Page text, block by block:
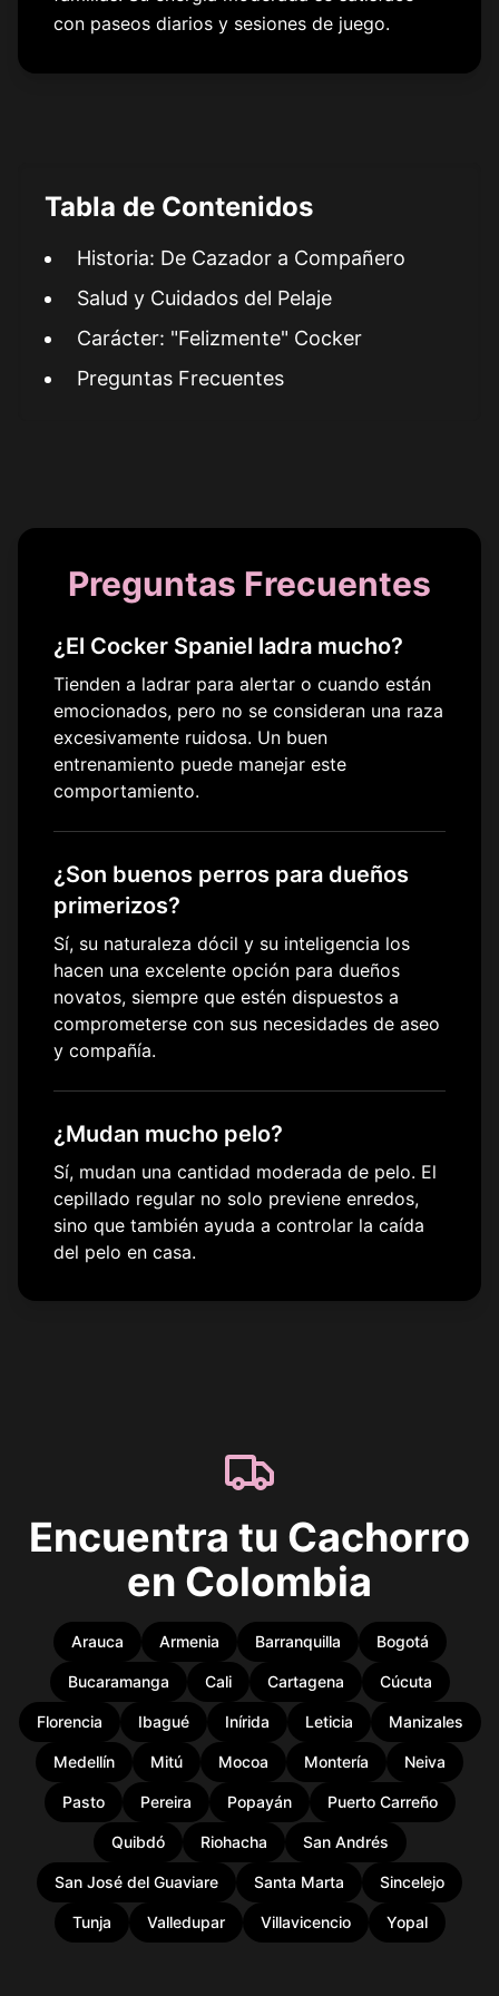
con paseos diarios y sesiones de juego.
Tabla de Contenidos
Historia: De Cazador a Compañero
Salud y Cuidados del Pelaje
Carácter: "Felizmente" Cocker
Preguntas Frecuentes
Preguntas Frecuentes
¿El Cocker Spaniel ladra mucho?
Tienden a ladrar para alertar o cuando están
emocionados, pero no se consideran una raza
excesivamente ruidosa. Un buen
entrenamiento puede manejar este
comportamiento.
¿Son buenos perros para dueños
primerizos?
Sí, su naturaleza dócil y su inteligencia los
hacen una excelente opción para dueños
novatos, siempre que estén dispuestos a
comprometerse con sus necesidades de aseo
y compañía.
¿Mudan mucho pelo?
Sí, mudan una cantidad moderada de pelo. El
cepillado regular no solo previene enredos,
sino que también ayuda a controlar la caída
del pelo en casa.
Encuentra tu Cachorro
en Colombia
Arauca Armenia Barranquilla Bogotá
Bucaramanga Cali Cartagena Cúcuta
Florencia Ibagué Inírida Leticia Manizales
Medellín Mitú Mocoa Montería Neiva
Pasto Pereira Popayán Puerto Carreño
Quibdó Riohacha San Andrés
San José del Guaviare Santa Marta Sincelejo
Tunja Valledupar Villavicencio Yopal